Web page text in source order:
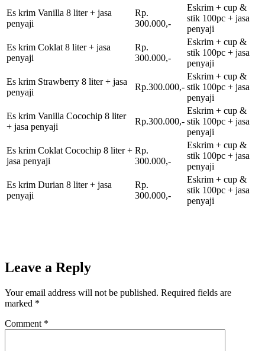
Es krim Vanilla 8 liter + jasa
penyaji
Rp.
300.000,-
Eskrim + cup &
stik 100pc + jasa
penyaji
Es krim Coklat 8 liter + jasa
penyaji
Rp.
300.000,-
Eskrim + cup &
stik 100pc + jasa
penyaji
Es krim Strawberry 8 liter + jasa
penyaji
Rp.300.000,-
Eskrim + cup &
stik 100pc + jasa
penyaji
Es krim Vanilla Cocochip 8 liter
+ jasa penyaji
Rp.300.000,-
Eskrim + cup &
stik 100pc + jasa
penyaji
Es krim Coklat Cocochip 8 liter +
jasa penyaji
Rp.
300.000,-
Eskrim + cup &
stik 100pc + jasa
penyaji
Es krim Durian 8 liter + jasa
penyaji
Rp.
300.000,-
Eskrim + cup &
stik 100pc + jasa
penyaji
Leave a Reply
Your email address will not be published. Required fields are
marked *
Comment *